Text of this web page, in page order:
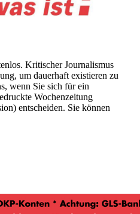
Kritischer Journalismus
um dauerhaft existieren zu
wenn Sie sich für ein
Wochenzeitung
entscheiden. Sie können